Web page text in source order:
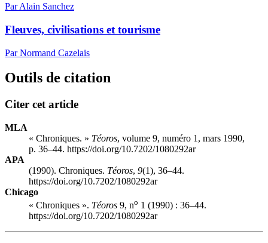
Par Alain Sanchez
Fleuves, civilisations et tourisme
Par Normand Cazelais
Outils de citation
Citer cet article
MLA
« Chroniques. » Téoros, volume 9, numéro 1, mars 1990,
p. 36–44. https://doi.org/10.7202/1080292ar
APA
(1990). Chroniques. Téoros, 9(1), 36–44.
https://doi.org/10.7202/1080292ar
Chicago
« Chroniques ». Téoros 9, no 1 (1990) : 36–44.
https://doi.org/10.7202/1080292ar